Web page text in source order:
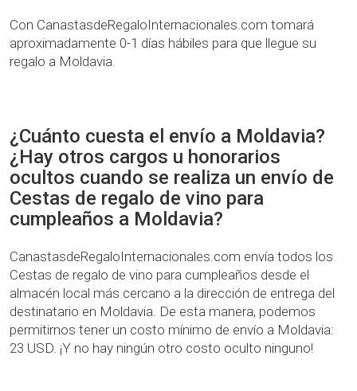
Con CanastasdeRegaloInternacionales.com tomará
aproximadamente 0-1 días hábiles para que llegue su
regalo a Moldavia.
¿Cuánto cuesta el envío a Moldavia?
¿Hay otros cargos u honorarios
ocultos cuando se realiza un envío de
Cestas de regalo de vino para
cumpleaños a Moldavia?
CanastasdeRegaloInternacionales.com envía todos los
Cestas de regalo de vino para cumpleaños desde el
almacén local más cercano a la dirección de entrega del
destinatario en Moldavia. De esta manera, podemos
permitirnos tener un costo mínimo de envío a Moldavia:
23 USD. ¡Y no hay ningún otro costo oculto ninguno!